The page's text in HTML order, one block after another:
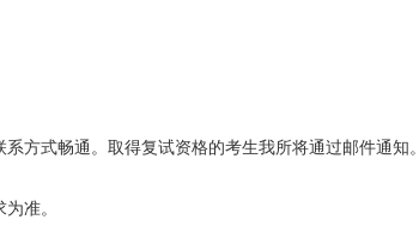
方式畅通。取得复试资格的考生我所将通过邮件通知。
准。